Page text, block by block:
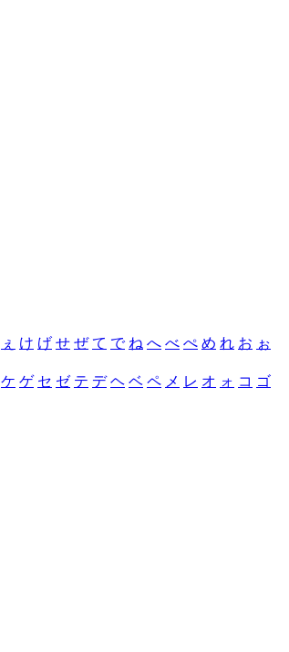
ぇ け げ せ ぜ て で ね へ べ ぺ め れ お ぉ
ケ ゲ セ ゼ テ デ ヘ ベ ペ メ レ オ ォ コ ゴ